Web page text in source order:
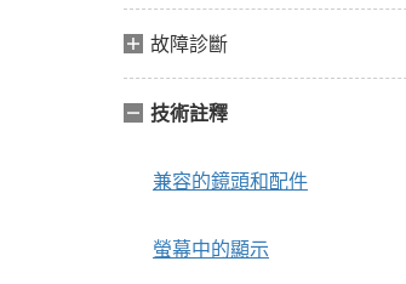
故障診斷
技術註釋
兼容的鏡頭和配件
螢幕中的顯示